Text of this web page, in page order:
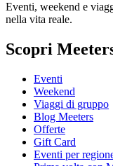
Eventi, weekend e
nella vita reale.
Scopri
Eventi
Weekend
Viaggi di gruppo
Blog Meeters
Offerte
Gift Card
Eventi per